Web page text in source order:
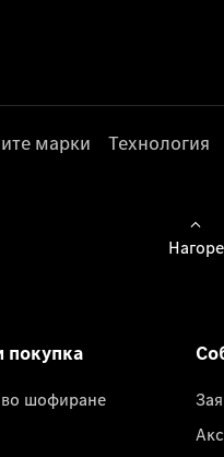
марки Технология
Нагоре
покупка
шофиране